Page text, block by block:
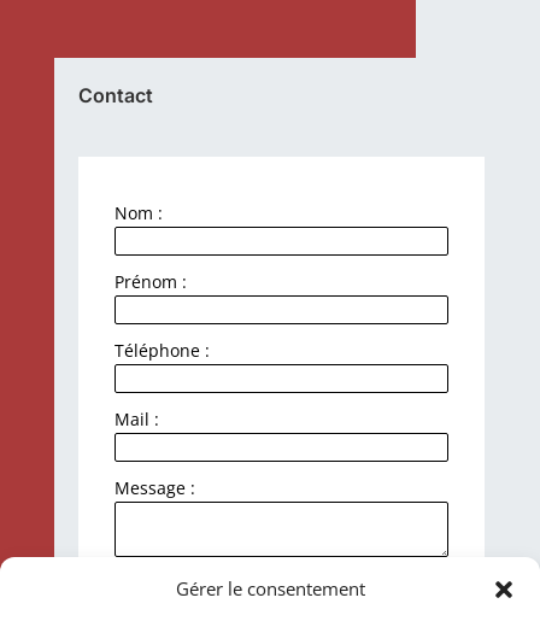
Gérer le consentement
Contact
Nom :
Prénom :
Téléphone :
Mail :
Message :
J'accepte la politique de